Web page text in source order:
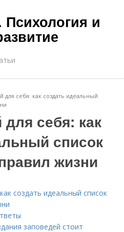
Психология и
для себя: как создать идеальный
себя: как
список
жизни
создать идеальный список
заповедей стоит